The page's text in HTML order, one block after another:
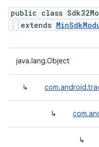
public class
extends
java.lang.Object
↳
↳
↳